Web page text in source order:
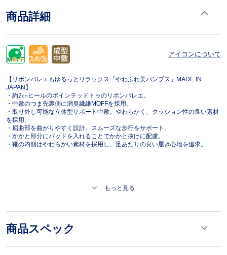
商品詳細
アイコンについて
【リボンバレエもゆるっとリラックス「やわふわ美パンプス」MADE IN
JAPAN】
・約2㎝ヒールのポインテッドトゥのリボンバレエ。
・中敷のつま先裏側に消臭繊維MOFFを採用。
・取り外し可能な立体型サポート中敷。やわらかく、クッション性の良い素材
を採用。
・屈曲部を曲がりやすく設計。スムーズな歩行をサポート。
・かかと部分にパッドを入れることでかかと抜けに配慮。
・靴の内側はやわらかい素材を採用し、足あたりの良い履き心地を追求。
もっと見る
商品スペック